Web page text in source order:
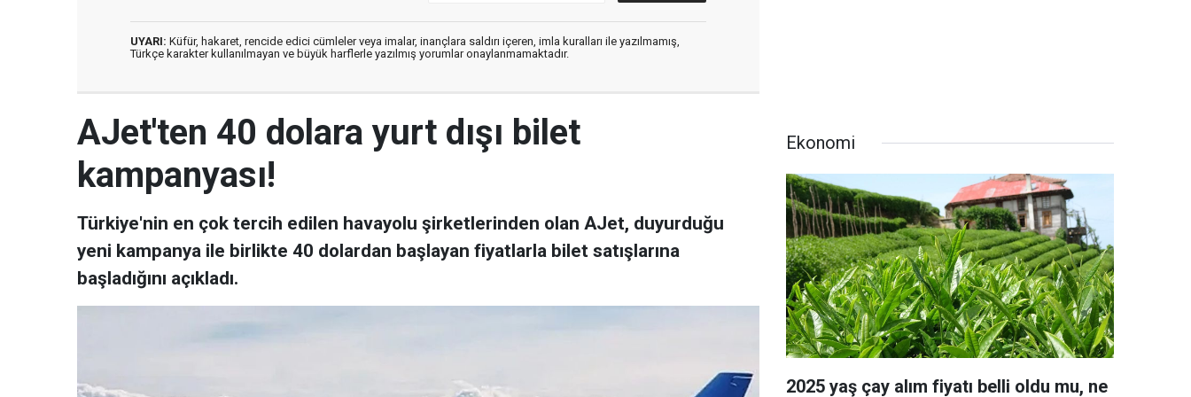
UYARI: Küfür, hakaret, rencide edici cümleler veya imalar, inançlara saldırı içeren, imla kuralları ile yazılmamış,
Türkçe karakter kullanılmayan ve büyük harflerle yazılmış yorumlar onaylanmamaktadır.
AJet'ten 40 dolara yurt dışı bilet
kampanyası!
Türkiye'nin en çok tercih edilen havayolu şirketlerinden olan AJet, duyurduğu
yeni kampanya ile birlikte 40 dolardan başlayan fiyatlarla bilet satışlarına
başladığını açıkladı.
Ekonomi
2025 yaş çay alım fiyatı belli oldu mu, ne